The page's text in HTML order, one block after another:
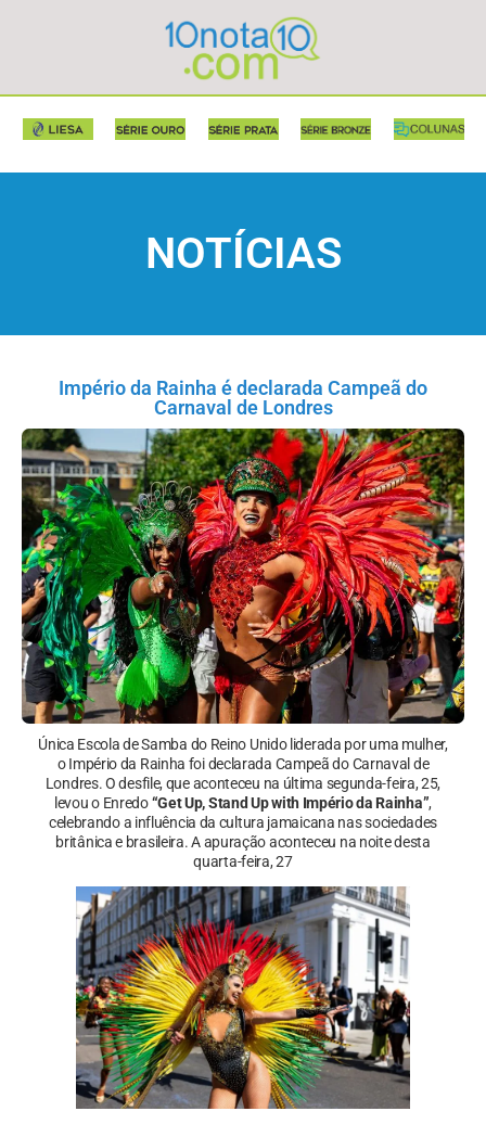
NOTÍCIAS
Império da Rainha é declarada Campeã do
Carnaval de Londres
Única Escola de Samba do Reino Unido liderada por uma mulher,
o Império da Rainha foi declarada Campeã do Carnaval de
Londres. O desfile, que aconteceu na última segunda-feira, 25,
levou o Enredo“Get Up, Stand Up with Império da Rainha”,
celebrando a influência da cultura jamaicana nas sociedades
britânica e brasileira. A apuração aconteceu na noite desta
quarta-feira, 27